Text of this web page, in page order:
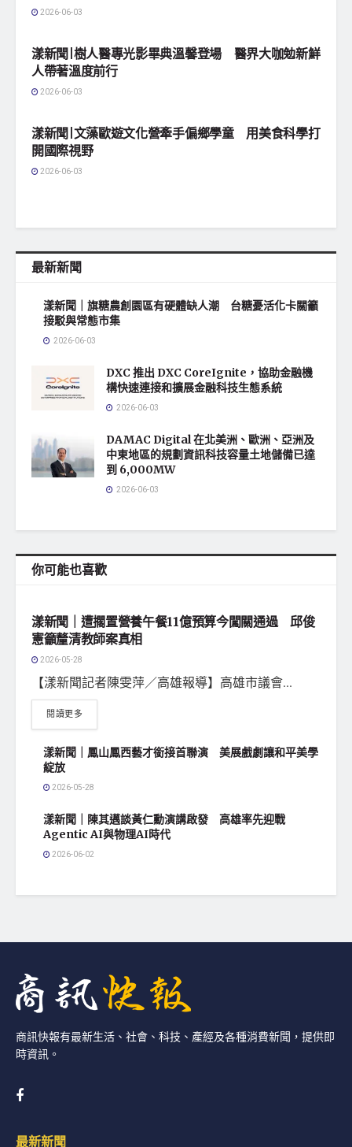
2026-06-03
漾新聞|樹人醫專光影畢典溫馨登場 醫界大咖勉新鮮
人帶著溫度前行
2026-06-03
漾新聞|文藻歐遊文化營牽手偏鄉學童 用美食科學打
開國際視野
2026-06-03
最新新聞
漾新聞｜旗糖農創園區有硬體缺人潮 台糖憂活化卡關籲
接駁與常態市集
2026-06-03
DXC 推出 DXC CoreIgnite，協助金融機
構快速連接和擴展金融科技生態系統
2026-06-03
DAMAC Digital 在北美洲、歐洲、亞洲及
中東地區的規劃資訊科技容量土地儲備已達
到 6,000MW
2026-06-03
你可能也喜歡
漾新聞｜遭擱置營養午餐11億預算今闖關通過 邱俊
憲籲釐清教師案真相
2026-05-28
【漾新聞記者陳雯萍／高雄報導】高雄市議會...
閱讀更多
漾新聞｜鳳山鳳西藝才銜接首聯演 美展戲劇讓和平美學
綻放
2026-05-28
漾新聞｜陳其邁談黃仁勳演講啟發 高雄率先迎戰
Agentic AI與物理AI時代
2026-06-02
商訊快報有最新生活、社會、科技、產經及各種消費新聞，提供即
時資訊。
最新新聞